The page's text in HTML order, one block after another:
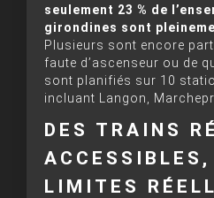
seulement 23 % de
girondines sont
Plusieurs sont encore
faute d’ascenseur ou de
sont planifiés sur 10
incluant Langon,
DES TRAINS
LIMITES